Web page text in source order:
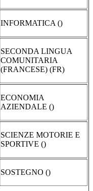
INFORMATICA ()
SECONDA LINGUA
COMUNITARIA
(FRANCESE) (FR)
ECONOMIA
AZIENDALE ()
SCIENZE MOTORIE E
SPORTIVE ()
SOSTEGNO ()